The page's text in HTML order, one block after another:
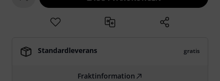
Standardleverans gratis
Fraktinformation